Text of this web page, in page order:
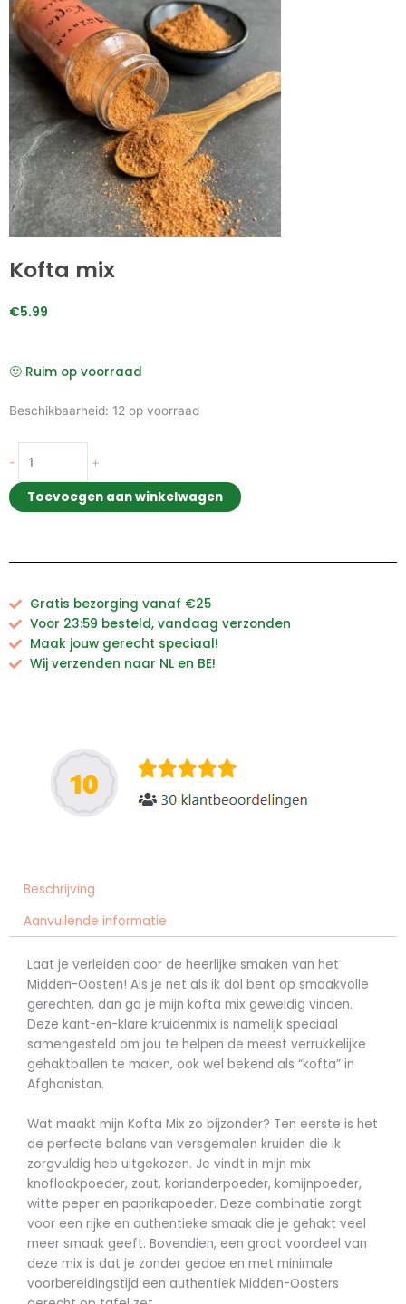
Kofta mix
€5.99
🙂 Ruim op voorraad
Beschikbaarheid: 12 op voorraad
-
Kofta
+
Toevoegen aan winkelwagen
Gratis bezorging vanaf €25
Voor 23:59 besteld, vandaag verzonden
Maak jouw gerecht speciaal!
Wij verzenden naar NL en BE!
Beschrijving
Aanvullende informatie
Laat je verleiden door de heerlijke smaken van het
Midden-Oosten! Als je net als ik dol bent op smaakvolle
gerechten, dan ga je mijn kofta mix geweldig vinden.
Deze kant-en-klare kruidenmix is namelijk speciaal
samengesteld om jou te helpen de meest verrukkelijke
gehaktballen te maken, ook wel bekend als “kofta” in
Afghanistan.
Wat maakt mijn Kofta Mix zo bijzonder? Ten eerste is het
de perfecte balans van versgemalen kruiden die ik
zorgvuldig heb uitgekozen. Je vindt in mijn mix
knoflookpoeder, zout, korianderpoeder, komijnpoeder,
witte peper en paprikapoeder. Deze combinatie zorgt
voor een rijke en authentieke smaak die je gehakt veel
meer smaak geeft. Bovendien, een groot voordeel van
deze mix is dat je zonder gedoe en met minimale
voorbereidingstijd een authentiek Midden-Oosters